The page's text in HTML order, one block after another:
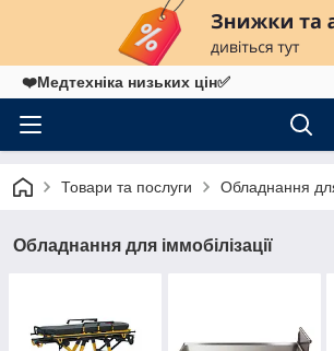
❤️Медтехніка низьких цін✅
Товари та послуги Обладнання для
Обладнання для іммобілізації